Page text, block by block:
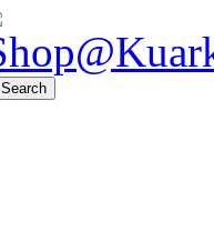
Search